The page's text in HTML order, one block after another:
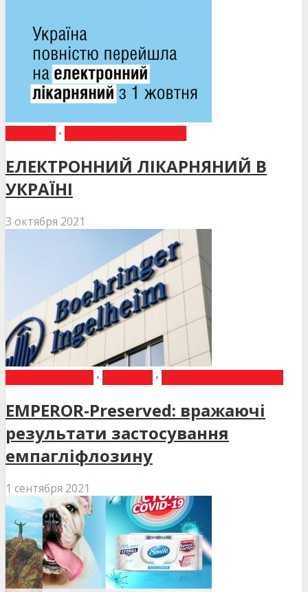
•
ЕЛЕКТРОННИЙ ЛІКАРНЯНИЙ В
УКРАЇНІ
3 октября 2021
• •
EMPEROR-Preserved: вражаючі
результати застосування
емпагліфлозину
1 сентября 2021